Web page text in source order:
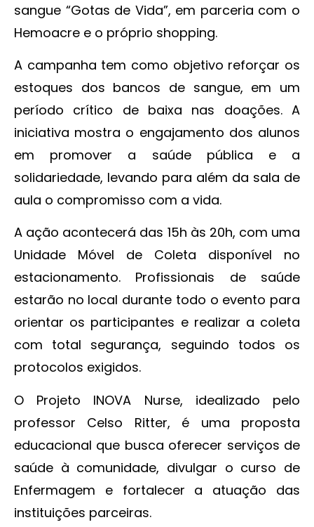
sangue “Gotas de Vida”, em parceria com o
Hemoacre e o próprio shopping.
A campanha tem como objetivo reforçar os
estoques dos bancos de sangue, em um
período crítico de baixa nas doações. A
iniciativa mostra o engajamento dos alunos
em promover a saúde pública e a
solidariedade, levando para além da sala de
aula o compromisso com a vida.
A ação acontecerá das 15h às 20h, com uma
Unidade Móvel de Coleta disponível no
estacionamento. Profissionais de saúde
estarão no local durante todo o evento para
orientar os participantes e realizar a coleta
com total segurança, seguindo todos os
protocolos exigidos.
O Projeto INOVA Nurse, idealizado pelo
professor Celso Ritter, é uma proposta
educacional que busca oferecer serviços de
saúde à comunidade, divulgar o curso de
Enfermagem e fortalecer a atuação das
instituições parceiras.